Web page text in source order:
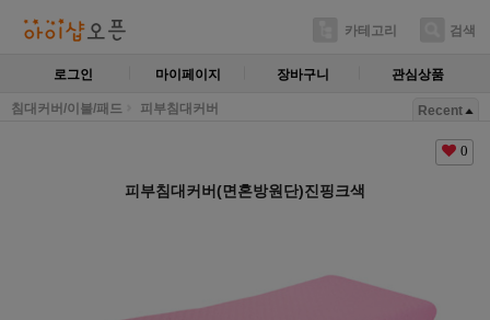
카테고리 검색
로그인 마이페이지 장바구니 관심상품
침대커버/이불/패드 피부침대커버 Recent
0
피부침대커버(면혼방원단)진핑크색